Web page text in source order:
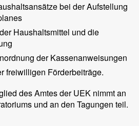
bei der Aufstellung
Haushaltsmittel und die
der Kassenanweisungen
freiwilligen Förderbeiträge.
des Amtes der UEK nimmt an
und an den Tagungen teil.